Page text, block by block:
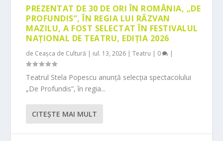
PREZENTAT DE 30 DE ORI ÎN ROMÂNIA, „DE
PROFUNDIS”, ÎN REGIA LUI RĂZVAN
MAZILU, A FOST SELECTAT ÎN FESTIVALUL
NAȚIONAL DE TEATRU, EDIȚIA 2026
de Ceașca de Cultură | iul. 13, 2026 |Teatru | 0 |
Teatrul Stela Popescu anunță selecția spectacolului
„De Profundis”, în regia...
CITEŞTE MAI MULT